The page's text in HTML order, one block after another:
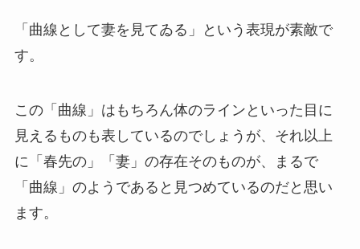
「曲線として妻を見てゐる」という表現が素敵で
す。
この「曲線」はもちろん体のラインといった目に
見えるものも表しているのでしょうが、それ以上
に「春先の」「妻」の存在そのものが、まるで
「曲線」のようであると見つめているのだと思い
ます。